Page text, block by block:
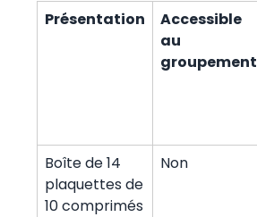
Présentation
Accessible
au
groupement
Boîte de 14
plaquettes de
10 comprimés
Non